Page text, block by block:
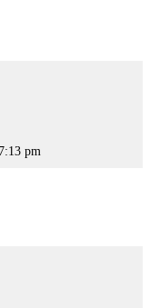
pm